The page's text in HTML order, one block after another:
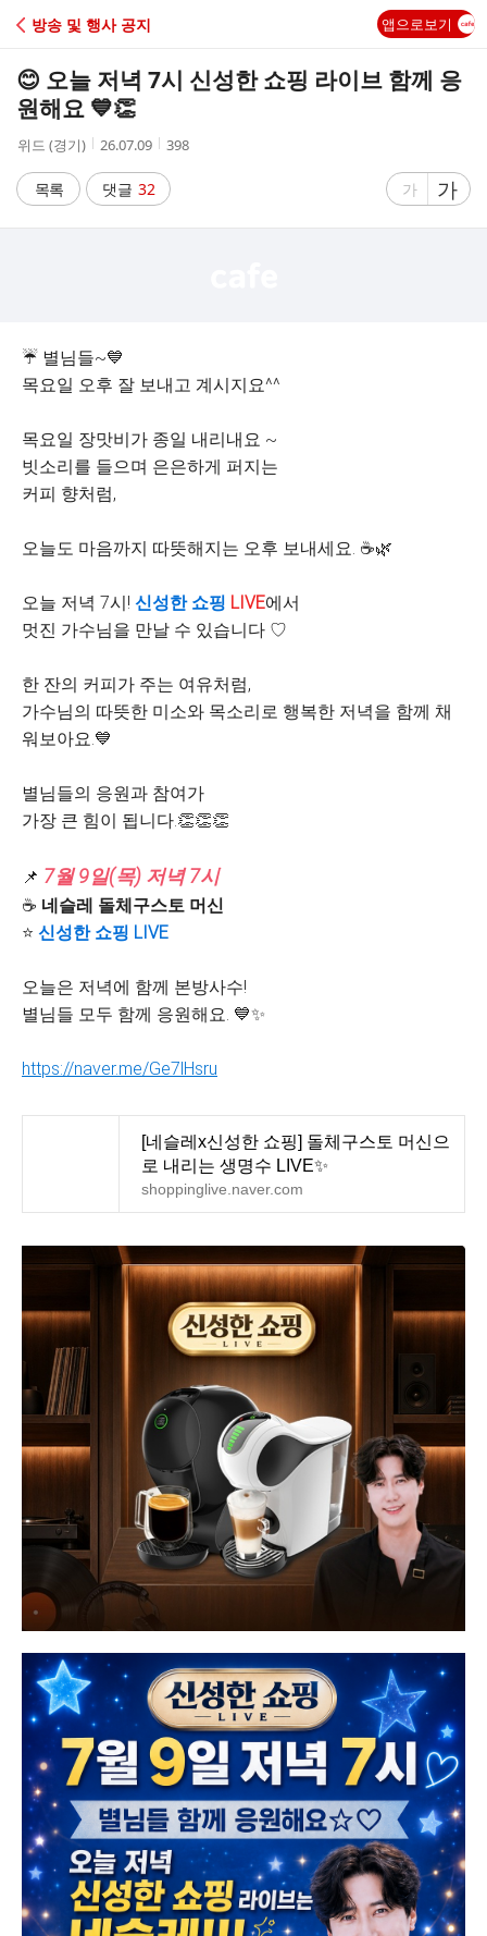
C
A
방송 및 행사 공지 앱으로보기
😊 오늘 저녁 7시 신성한 쇼핑 라이브 함께 응
원해요 💙👏
작
자
위드 (경기)
작
시
간
26.07.09
조
수
398
목록 댓글 32
글
가
글
자
가
☔️ 별님들~💙
목요일 오후 잘 보내고 계시지요^^
목요일 장맛비가 종일 내리내요 ~
빗소리를 들으며 은은하게 퍼지는
커피 향처럼,
오늘도 마음까지 따뜻해지는 오후 보내세요. ☕️🌿
오늘 저녁 7시! 신성한 쇼핑 LIVE에서
멋진 가수님을 만날 수 있습니다 ♡
한 잔의 커피가 주는 여유처럼,
가수님의 따뜻한 미소와 목소리로 행복한 저녁을 함께 채
워보아요.💙
별님들의 응원과 참여가
가장 큰 힘이 됩니다.👏👏👏
📌 7월 9일(목) 저녁 7시
☕️ 네슬레 돌체구스토 머신
⭐️ 신성한 쇼핑 LIVE
오늘은 저녁에 함께 본방사수!
별님들 모두 함께 응원해요. 💙✨
https://naver.me/Ge7lHsru
[네슬레x신성한 쇼핑] 돌체구스토 머신으
로 내리는 생명수 LIVE✨
shoppinglive.naver.com